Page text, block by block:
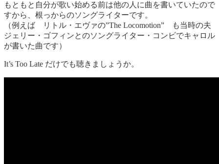
もともと自分が歌い始める前は他の人に曲を書いていたので
すから、根っからのソングライターです。
（例えば リトル・エヴァの”The Locomotion” も当時の夫
ジェリー・ゴフィンとのソングライター・コンビでキャロル
が書いた曲です）
It’s Too Late だけでも聴きましょうか。